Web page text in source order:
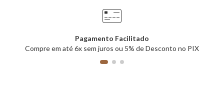
Pagamento Facilitado
Compre em até 6x sem juros ou 5% de Desconto no PIX